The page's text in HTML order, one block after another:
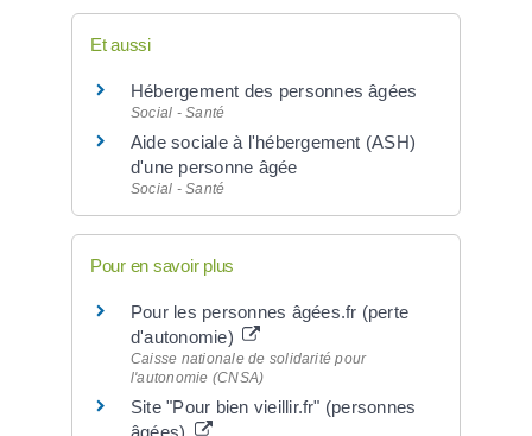
Et aussi
Hébergement des personnes âgées
Social - Santé
Aide sociale à l'hébergement (ASH)
d'une personne âgée
Social - Santé
Pour en savoir plus
Pour les personnes âgées.fr (perte
d'autonomie)
Caisse nationale de solidarité pour
l'autonomie (CNSA)
Site "Pour bien vieillir.fr" (personnes